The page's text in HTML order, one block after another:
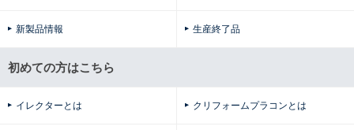
新製品情報 生産終了品
初めての方はこちら
イレクターとは クリフォームプラコンとは